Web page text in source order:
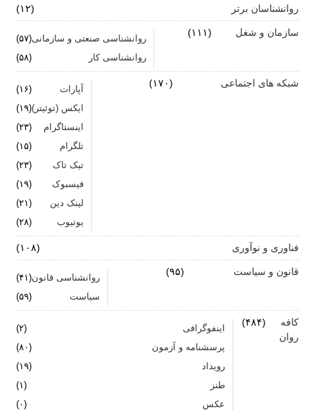
روانشناسان برتر (۱۲)
سازمان و شغل (۱۱۱)
روانشناسی صنعتی و سازمانی(۵۷)
روانشناسی کار
(۵۸)
شبکه های اجتماعی (۱۷۰)
آپارات
(۱۶)
ایکس (توئیتر)(۱۹)
اینستاگرام
(۲۳)
تلگرام
(۱۵)
تیک تاک
(۲۳)
فیسبوک
(۱۹)
لینک دین
(۲۱)
یوتیوب
(۲۸)
فناوری و نوآوری (۱۰۸)
قانون و سیاست (۹۵)
روانشناسی قانون(۴۱)
سیاست
(۵۹)
کافه
روان
(۴۸۴)
اینفوگرافی
(۲)
پرسشنامه و آزمون
(۸۰)
رویداد
(۱۹)
طنز
(۱)
عکس
(۰)